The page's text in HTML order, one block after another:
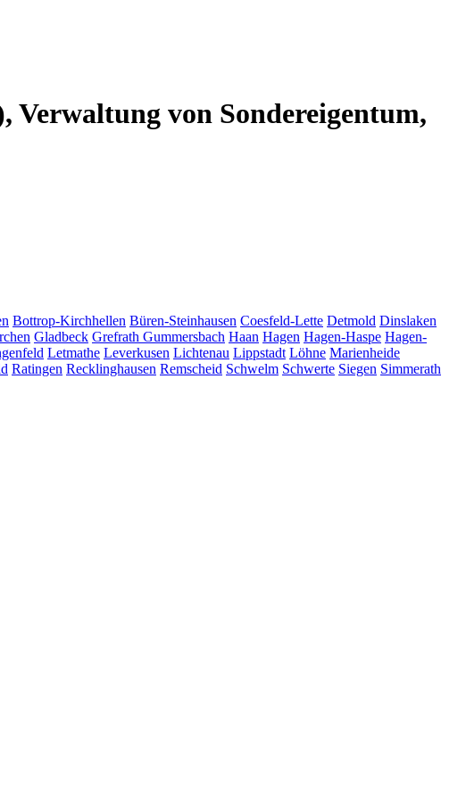
von Sondereigentum,
Bottrop-Kirchhellen Büren-Steinhausen Coesfeld-Lette Detmold Dinslaken
Gladbeck Grefrath Gummersbach Haan Hagen Hagen-Haspe Hagen-
Letmathe Leverkusen Lichtenau Lippstadt Löhne Marienheide
Ratingen Recklinghausen Remscheid Schwelm Schwerte Siegen Simmerath